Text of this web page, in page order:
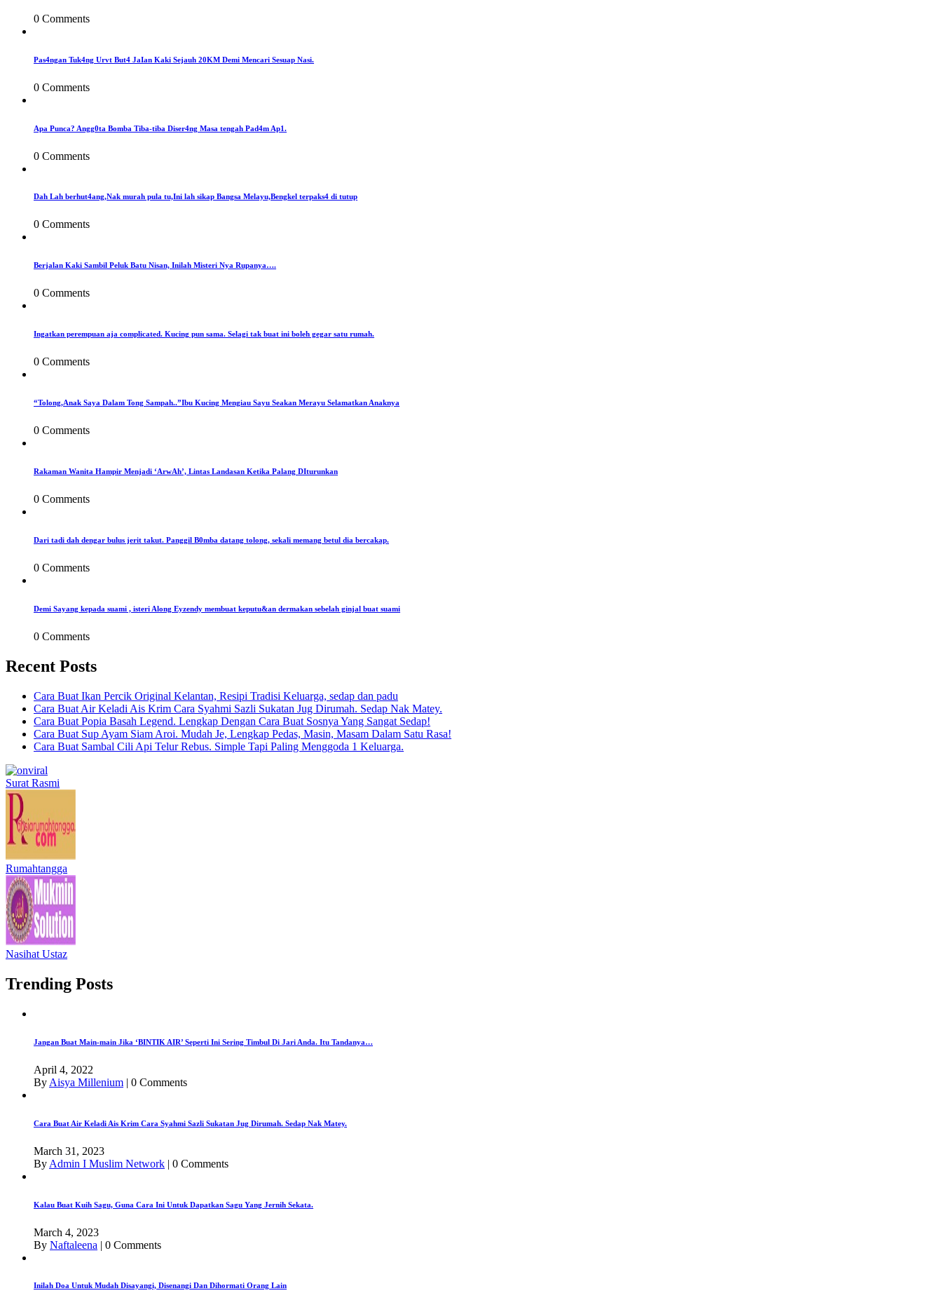
0 Comments
Pas4ngan Tuk4ng Urvt But4 JaIan Kaki Sejauh 20KM Demi Mencari Sesuap Nasi.
0 Comments
Apa Punca? Angg0ta Bomba Tiba-tiba Diser4ng Masa tengah Pad4m Ap1.
0 Comments
Dah Lah berhut4ang,Nak murah pula tu,Ini lah sikap Bangsa Melayu,Bengkel terpaks4 di tutup
0 Comments
Berjalan Kaki Sambil Peluk Batu Nisan, Inilah Misteri Nya Rupanya….
0 Comments
Ingatkan perempuan aja complicated. Kucing pun sama. Selagi tak buat ini boleh gegar satu rumah.
0 Comments
“Tolong,Anak Saya Dalam Tong Sampah..”Ibu Kucing Mengiau Sayu Seakan Merayu Selamatkan Anaknya
0 Comments
Rakaman Wanita Hampir Menjadi ‘ArwAh’, Lintas Landasan Ketika Palang DIturunkan
0 Comments
Dari tadi dah dengar bulus jerit takut. Panggil B0mba datang tolong, sekali memang betul dia bercakap.
0 Comments
Demi Sayang kepada suami , isteri Along Eyzendy membuat keputu&an dermakan sebelah ginjal buat suami
0 Comments
Recent Posts
Cara Buat Ikan Percik Original Kelantan, Resipi Tradisi Keluarga, sedap dan padu
Cara Buat Air Keladi Ais Krim Cara Syahmi Sazli Sukatan Jug Dirumah. Sedap Nak Matey.
Cara Buat Popia Basah Legend. Lengkap Dengan Cara Buat Sosnya Yang Sangat Sedap!
Cara Buat Sup Ayam Siam Aroi. Mudah Je, Lengkap Pedas, Masin, Masam Dalam Satu Rasa!
Cara Buat Sambal Cili Api Telur Rebus. Simple Tapi Paling Menggoda 1 Keluarga.
Surat Rasmi
Rumahtangga
Nasihat Ustaz
Trending Posts
Jangan Buat Main-main Jika ‘BINTIK AIR’ Seperti Ini Sering Timbul Di Jari Anda. Itu Tandanya…
April 4, 2022
By Aisya Millenium | 0 Comments
Cara Buat Air Keladi Ais Krim Cara Syahmi Sazli Sukatan Jug Dirumah. Sedap Nak Matey.
March 31, 2023
By Admin I Muslim Network | 0 Comments
Kalau Buat Kuih Sagu, Guna Cara Ini Untuk Dapatkan Sagu Yang Jernih Sekata.
March 4, 2023
By Naftaleena | 0 Comments
Inilah Doa Untuk Mudah Disayangi, Disenangi Dan Dihormati Orang Lain